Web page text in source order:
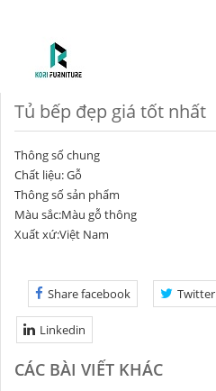
Tủ bếp đẹp giá tốt nhất
Thông số chung
Chất liệu: Gỗ
Thông số sản phẩm
Màu sắc:Màu gỗ thông
Xuất xứ:Việt Nam
Share facebook Twitter
Linkedin
CÁC BÀI VIẾT KHÁC